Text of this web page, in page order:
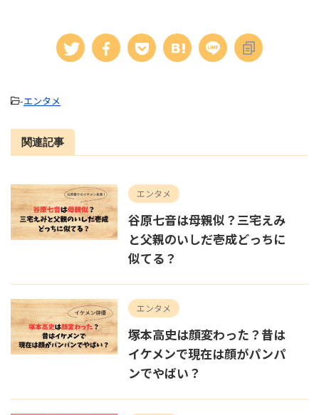
-エンタメ
関連記事
エンタメ
谷原七音は母親似？三宅えみ
と父親のいしだ壱成どっちに
似てる？
エンタメ
塚本高史は顔変わった？昔は
イケメンで現在は顔がパンパ
ンでやばい？